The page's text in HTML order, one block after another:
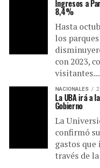
Ingresos a
8,4%
Hasta
los
con 2023,
visitantes....
NACIONALES
La UBA irá a
Gobierno
La
confirmó
gastos que
través de